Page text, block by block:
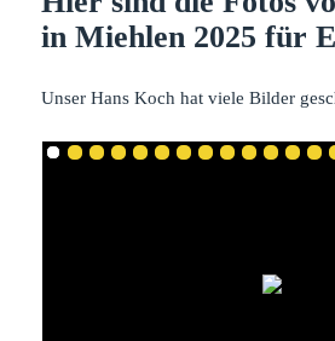
in Miehlen 2025 für
Unser Hans Koch hat viele Bilder